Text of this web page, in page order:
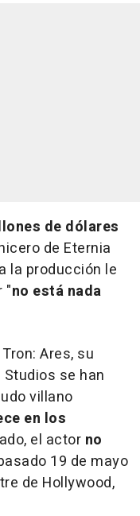
de dólares
de Eternia
la producción le
"no está nada
Ares, su
se han
villano
en los
el actor no
19 de mayo
de Hollywood,